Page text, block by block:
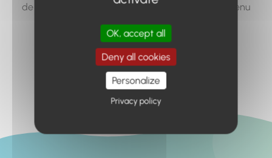
de page, ou à utiliser le menu pour trouver le contenu
Retour à l'accueil
OK, accept all
Deny all cookies
Personalize
Privacy policy